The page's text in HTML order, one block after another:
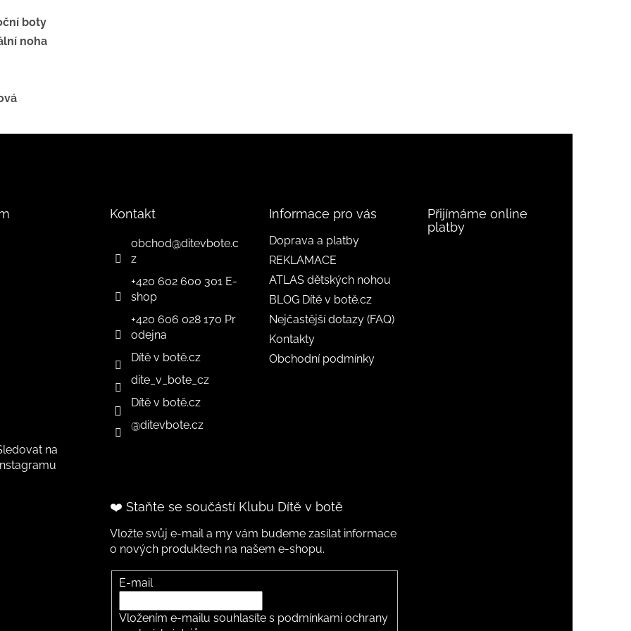
boty
noha
na
Instagramu
Kontakt
obchod@ditevbote.c
z
+420 602 600 301 E-
shop
+420 606 028 170 Pr
odejna
Dítě v botě.cz
dite_v_bote_cz
Dítě v botě.cz
@ditevbote.cz
Informace pro vás
Doprava a platby
REKLAMACE
ATLAS dětských nohou
BLOG Dítě v botě.cz
Nejčastější dotazy (FAQ)
Kontakty
Obchodní podmínky
Přijímáme online
platby
❤️ Staňte se součástí Klubu Dítě v botě
Vložte svůj e-mail a my vám budeme zasílat informace
o nových produktech na našem e-shopu.
E-mail
Vložením e-mailu souhlasíte s podmínkami ochrany